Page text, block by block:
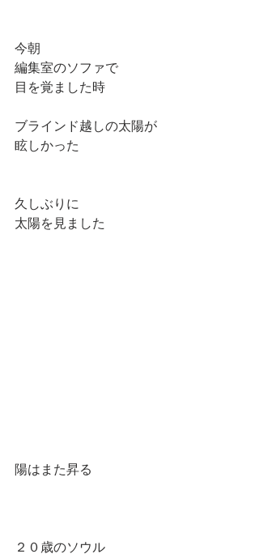
今朝
編集室のソファで
目を覚ました時
ブラインド越しの太陽が
眩しかった
久しぶりに
太陽を見ました
陽はまた昇る
２０歳のソウル